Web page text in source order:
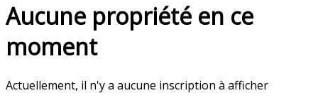
Aucune propriété en ce
moment
Actuellement, il n'y a aucune inscription à afficher